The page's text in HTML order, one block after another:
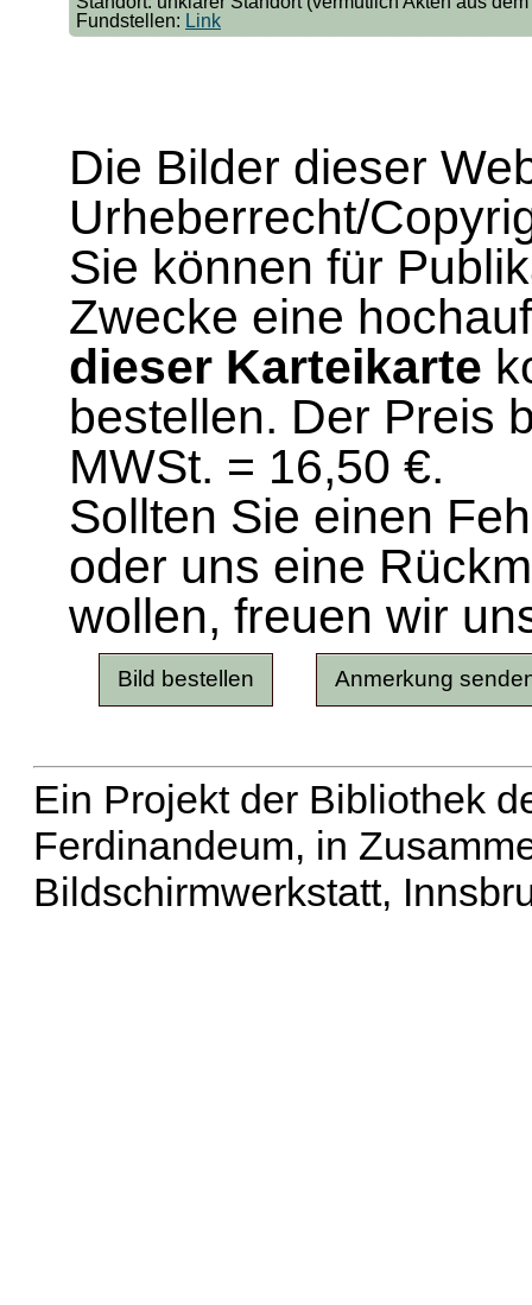
Fundstellen: Link
Die Bilder dieser
Urheberrecht/
Sie können für
Zwecke eine
dieser Karteikarte
bestellen. Der Preis
MWSt. = 16,50 €.
Sollten Sie einen
oder uns eine
wollen, freuen wir
Ein Projekt der Bibliothek
Ferdinandeum, in
Bildschirmwerkstatt,